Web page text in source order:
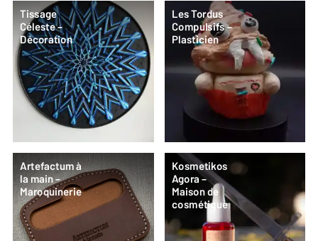
Tissage
Céleste –
Décoration
Les Tordus
Compulsifs –
Plasticien
Artefactum à
la main –
Maroquinerie
Kosmetikos
Agora –
Maison de
cosmétique